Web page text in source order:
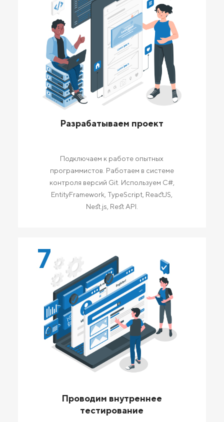
Разрабатываем проект
Подключаем к работе опытных
программистов. Работаем в системе
контроля версий Git. Используем C#,
EntityFramework, TypeScript, ReactJS,
Nest.js, Rest API.
7
Проводим внутреннее
тестирование